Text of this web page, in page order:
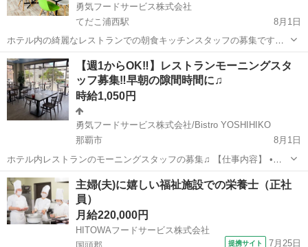
勇気フードサービス株式会社
てだこ浦西駅
8月1日
ホテル内の綺麗なレストランでの朝食キッチンスタッフの募集です✨
簡単な調理なので、未経験の方でもやる気があれば大丈夫！！ 朝の隙
間時間でのお仕事をお探しの方、お待ちしております！ 週1〜OK! 学
生さんも大歓迎！
沖縄 名護市 てだこ浦西駅 レストラン バイキング
【週1からOK‼️】レストランモーニングスタ
ッフ募集‼️早朝の隙間時間に♫
時給1,050円
勇気フードサービス株式会社/Bistro YOSHIHIKO
那覇市
8月1日
ホテル内レストランのモーニングスタッフの募集♫ 【仕事内容】 •料
理の補助 •食器洗い（食洗機利用） などの簡単なお仕事です(^^) ※初
心者でも大歓迎‼️ ※早朝のお仕事なので、プライベートの時間も確保
できます‼️
沖縄 那覇市 レストラン スタッフ
主婦(夫)に嬉しい福祉施設での栄養士（正社
員）
月給220,000円
HITOWAフードサービス株式会社
提携サイト 7月25日